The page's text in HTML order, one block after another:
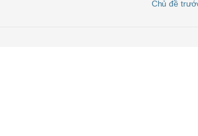
Chủ đề